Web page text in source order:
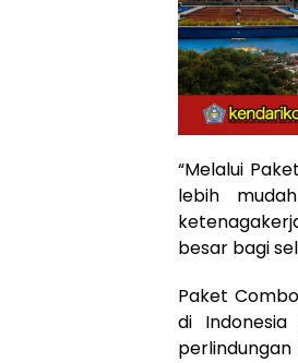
“Melalui
lebih
besar bagi
Paket
di